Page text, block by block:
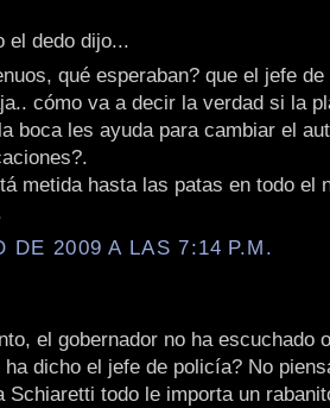
el dedo dijo...
qué esperaban? que el jefe
cómo va a decir la verdad si la
boca les ayuda para cambiar el
metida hasta las patas en todo el
DE 2009 A LAS 7:14 P.M.
el gobernador no ha escuchado
ha dicho el jefe de policía? No
Schiaretti todo le importa un